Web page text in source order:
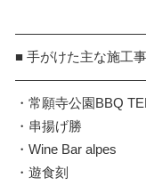
■ 手がけた主な施工
・常願寺公園BBQ
・串揚げ勝
・Wine Bar alpes
・遊食刻